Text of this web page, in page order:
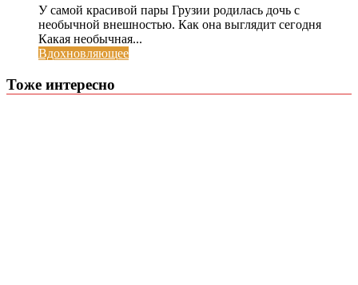
У самой красивой пары Грузии родилась дочь с
необычной внешностью. Как она выглядит сегодня
Какая необычная...
Вдохновляющее
Тоже интересно